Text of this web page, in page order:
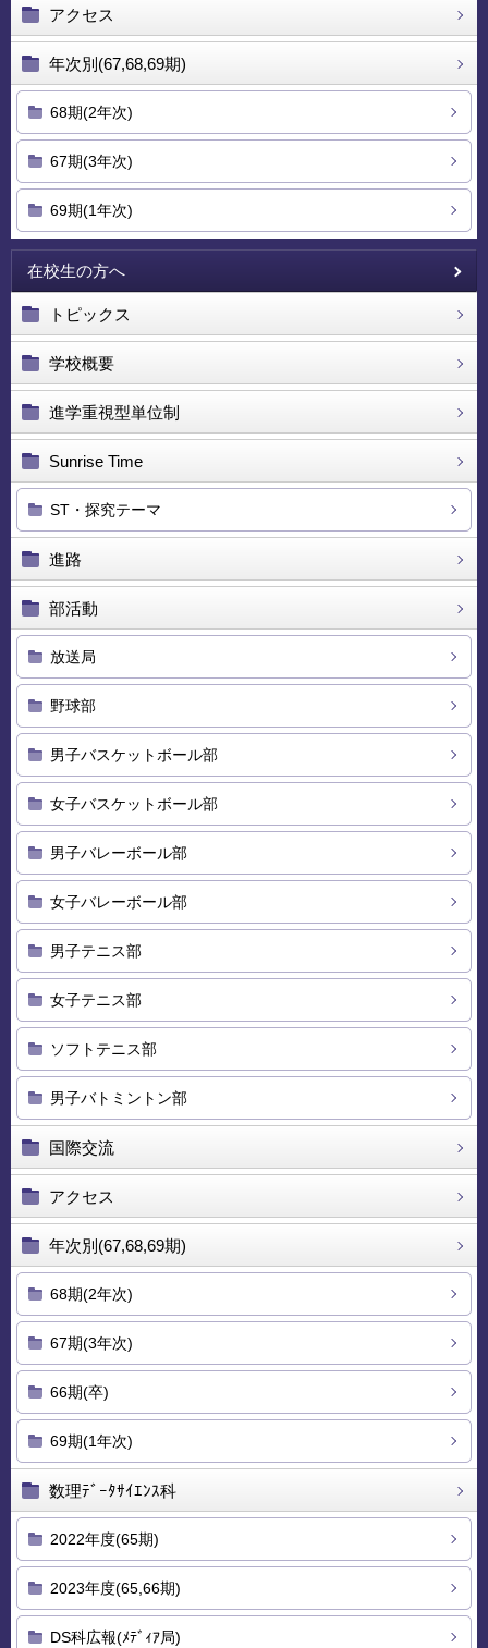
アクセス
年次別(67,68,69期)
68期(2年次)
67期(3年次)
69期(1年次)
在校生の方へ
トピックス
学校概要
進学重視型単位制
Sunrise Time
ST・探究テーマ
進路
部活動
放送局
野球部
男子バスケットボール部
女子バスケットボール部
男子バレーボール部
女子バレーボール部
男子テニス部
女子テニス部
ソフトテニス部
男子バトミントン部
国際交流
アクセス
年次別(67,68,69期)
68期(2年次)
67期(3年次)
66期(卒)
69期(1年次)
数理ﾃﾞｰﾀｻｲｴﾝｽ科
2022年度(65期)
2023年度(65,66期)
DS科広報(ﾒﾃﾞｨｱ局)